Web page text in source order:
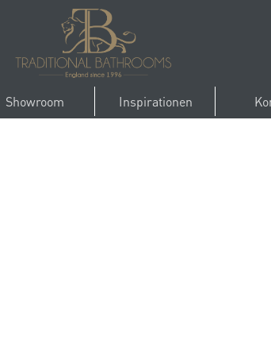
Showroom Inspirationen